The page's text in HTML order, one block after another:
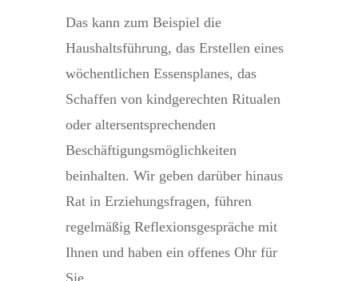
Das kann zum Beispiel die
Haushaltsführung, das Erstellen eines
wöchentlichen Essensplanes, das
Schaffen von kindgerechten Ritualen
oder altersentsprechenden
Beschäftigungsmöglichkeiten
beinhalten. Wir geben darüber hinaus
Rat in Erziehungsfragen, führen
regelmäßig Reflexionsgespräche mit
Ihnen und haben ein offenes Ohr für
Sie.